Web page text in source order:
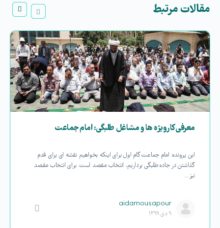
مقالات مرتبط
معرفی کارویژه ها و مشاغل طلبگی: امام جماعت
این پرونده: امام جماعت گام اول برای اینکه بخواهیم نقشه ای برای قدم
گذاشتن در جاده طلبگی برداریم، انتخاب مقصد است. برای انتخاب مقصد
نیز…
aidamousapour
۹ دی ۱۳۹۹